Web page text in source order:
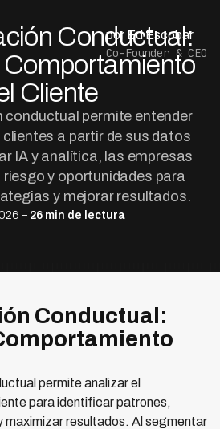
Conductual:
Comportamiento
Cliente
conductual permite entender
a partir de sus datos
IA y analítica, las empresas
y oportunidades para
y mejorar resultados.
– 26 min de lectura
por Ed Escobar
Co-Founder & CEO
Conductual:
permite analizar el
para identificar patrones,
resultados. Al segmentar